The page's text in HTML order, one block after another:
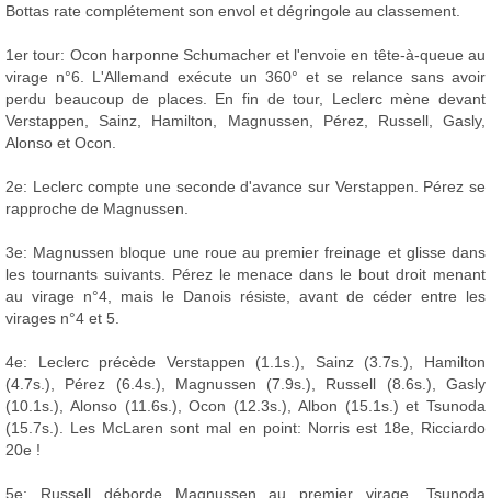
Bottas rate complétement son envol et dégringole au classement.
1er tour: Ocon harponne Schumacher et l'envoie en tête-à-queue au
virage n°6. L'Allemand exécute un 360° et se relance sans avoir
perdu beaucoup de places. En fin de tour, Leclerc mène devant
Verstappen, Sainz, Hamilton, Magnussen, Pérez, Russell, Gasly,
Alonso et Ocon.
2e: Leclerc compte une seconde d'avance sur Verstappen. Pérez se
rapproche de Magnussen.
3e: Magnussen bloque une roue au premier freinage et glisse dans
les tournants suivants. Pérez le menace dans le bout droit menant
au virage n°4, mais le Danois résiste, avant de céder entre les
virages n°4 et 5.
4e: Leclerc précède Verstappen (1.1s.), Sainz (3.7s.), Hamilton
(4.7s.), Pérez (6.4s.), Magnussen (7.9s.), Russell (8.6s.), Gasly
(10.1s.), Alonso (11.6s.), Ocon (12.3s.), Albon (15.1s.) et Tsunoda
(15.7s.). Les McLaren sont mal en point: Norris est 18e, Ricciardo
20e !
5e: Russell déborde Magnussen au premier virage. Tsunoda